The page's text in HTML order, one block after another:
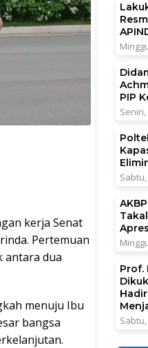
kerja Senat
Pertemuan
antara dua
menuju Ibu
bangsa
PIP
Senin,
Prof.